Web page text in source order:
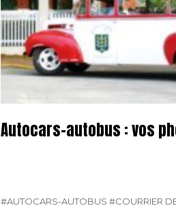
Autocars-autobus : vos
#AUTOCARS-AUTOBUS #COURRIER